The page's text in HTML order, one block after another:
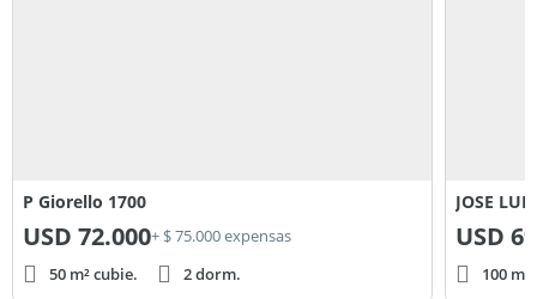
P Giorello 1700
USD 72.000+ $ 75.000 expensas
50 m² cubie.
2 dorm.
JOSE
USD
100